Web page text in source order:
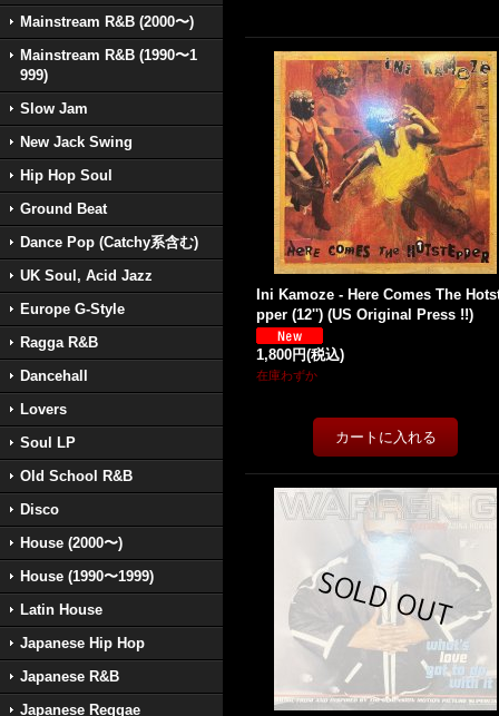
Mainstream R&B (2000〜)
Mainstream R&B (1990〜1
999)
Slow Jam
New Jack Swing
Hip Hop Soul
Ground Beat
Dance Pop (Catchy系含む)
UK Soul, Acid Jazz
Europe G-Style
Ragga R&B
Dancehall
Lovers
Soul LP
Old School R&B
Disco
House (2000〜)
House (1990〜1999)
Latin House
Japanese Hip Hop
Japanese R&B
Japanese Reggae
Ini Kamoze - Here Comes The
pper (12'') (US Original Press !!)
1,800円(税込)
在庫わずか